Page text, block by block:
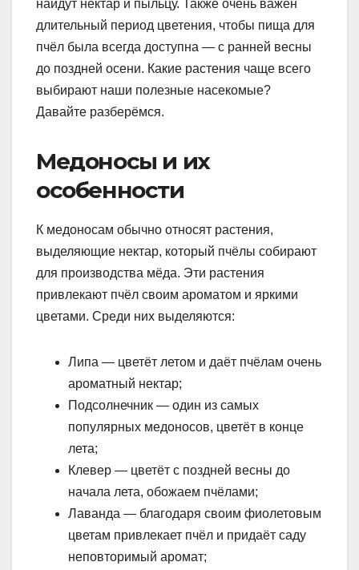
найдут нектар и пыльцу. Также очень важен
длительный период цветения, чтобы пища для
пчёл была всегда доступна — с ранней весны
до поздней осени. Какие растения чаще всего
выбирают наши полезные насекомые?
Давайте разберёмся.
Медоносы и их
особенности
К медоносам обычно относят растения,
выделяющие нектар, который пчёлы собирают
для производства мёда. Эти растения
привлекают пчёл своим ароматом и яркими
цветами. Среди них выделяются:
Липа — цветёт летом и даёт пчёлам очень
ароматный нектар;
Подсолнечник — один из самых
популярных медоносов, цветёт в конце
лета;
Клевер — цветёт с поздней весны до
начала лета, обожаем пчёлами;
Лаванда — благодаря своим фиолетовым
цветам привлекает пчёл и придаёт саду
неповторимый аромат;